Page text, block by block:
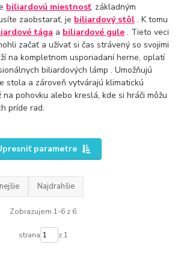
biliardovú miestnosť, základným
zaobstarať, je biliardový stôl . K tomu
tága a biliardové gule . Tieto veci
začať a užívať si čas strávený so svojimi
na kompletnom usporiadaní herne, oplatí
biliardových lámp . Umožňujú
stola a zároveň vytvárajú klimatickú
pohovku alebo kreslá, kde si hráči môžu
príde rad.
parametre
Najdrahšie
Zobrazujem 1-6 z 6
strana z 1